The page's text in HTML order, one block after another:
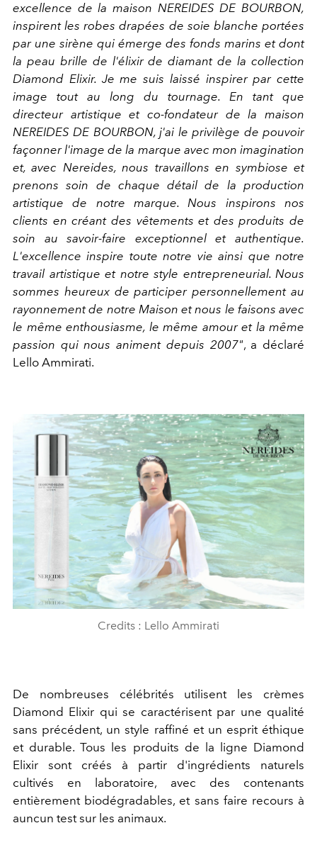
excellence de la maison NEREIDES DE BOURBON,
inspirent les robes drapées de soie blanche portées
par une sirène qui émerge des fonds marins et dont
la peau brille de l'élixir de diamant de la collection
Diamond Elixir. Je me suis laissé inspirer par cette
image tout au long du tournage. En tant que
directeur artistique et co-fondateur de la maison
NEREIDES DE BOURBON, j'ai le privilège de pouvoir
façonner l'image de la marque avec mon imagination
et, avec Nereides, nous travaillons en symbiose et
prenons soin de chaque détail de la production
artistique de notre marque. Nous inspirons nos
clients en créant des vêtements et des produits de
soin au savoir-faire exceptionnel et authentique.
L'excellence inspire toute notre vie ainsi que notre
travail artistique et notre style entrepreneurial. Nous
sommes heureux de participer personnellement au
rayonnement de notre Maison et nous le faisons avec
le même enthousiasme, le même amour et la même
passion qui nous animent depuis 2007", a déclaré
Lello Ammirati.
Credits : Lello Ammirati
De nombreuses célébrités utilisent les crèmes
Diamond Elixir qui se caractérisent par une qualité
sans précédent, un style raffiné et un esprit éthique
et durable. Tous les produits de la ligne Diamond
Elixir sont créés à partir d'ingrédients naturels
cultivés en laboratoire, avec des contenants
entièrement biodégradables, et sans faire recours à
auncun test sur les animaux.